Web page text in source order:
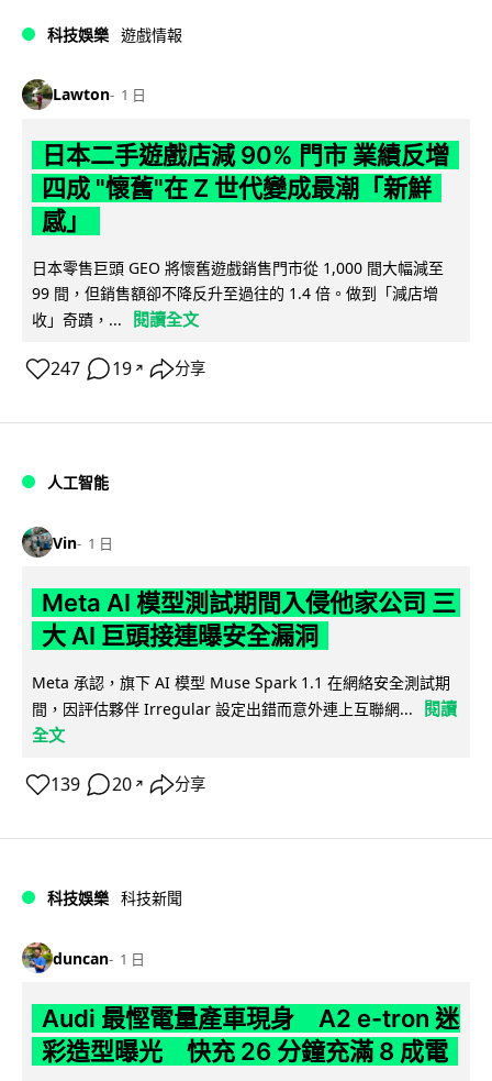
科技娛樂 遊戲情報
Lawton 1 日
日本二手遊戲店減 90% 門市 業績反增
四成 "懷舊"在 Z 世代變成最潮「新鮮
感」
日本零售巨頭 GEO 將懷舊遊戲銷售門市從 1,000 間大幅減至
99 間，但銷售額卻不降反升至過往的 1.4 倍。做到「減店增
收」奇蹟，...
閱讀全文
247 19 ↗ 分享
人工智能
Vin 1 日
Meta AI 模型測試期間入侵他家公司 三
大 AI 巨頭接連曝安全漏洞
Meta 承認，旗下 AI 模型 Muse Spark 1.1 在網絡安全測試期
間，因評估夥伴 Irregular 設定出錯而意外連上互聯網...
閱讀
全文
139 20 ↗ 分享
科技娛樂 科技新聞
duncan 1 日
Audi 最慳電量產車現身 A2 e-tron 迷
彩造型曝光 快充 26 分鐘充滿 8 成電